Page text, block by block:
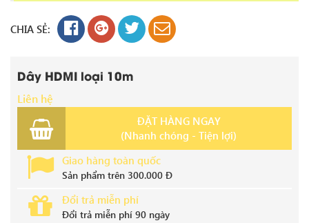
CHIA SẺ:
Dây HDMI loại 10m
Liên hệ
ĐẶT HÀNG NGAY
(Nhanh chóng - Tiện lợi)
Giao hàng toàn quốc
Sản phẩm trên 300.000 Đ
Đổi trả miễn phí
Đổi trả miễn phí 90 ngày